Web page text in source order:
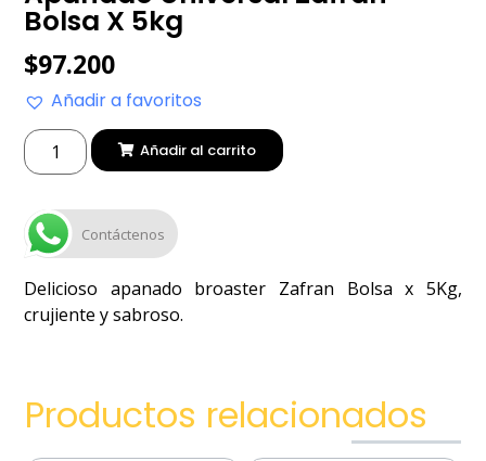
Bolsa X 5kg
$97.200
Añadir a favoritos
Añadir al carrito
Contáctenos
Delicioso apanado broaster Zafran Bolsa x 5Kg,
crujiente y sabroso.
Productos relacionados